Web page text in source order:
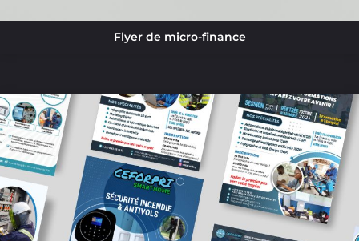
Flyer de micro-finance